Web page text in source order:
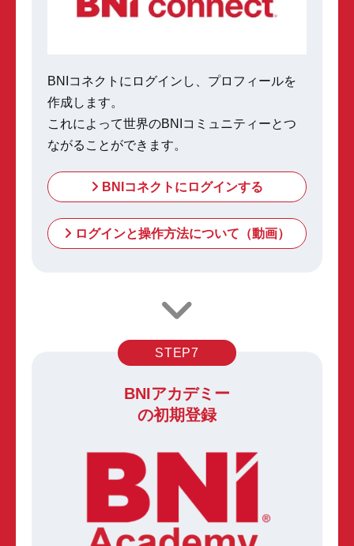
BNIコネクトにログインし、プロフィールを
作成します。
これによって世界のBNIコミュニティーとつ
ながることができます。
BNIコネクトにログインする
ログインと操作方法について（動画）
STEP7
BNIアカデミー
の初期登録